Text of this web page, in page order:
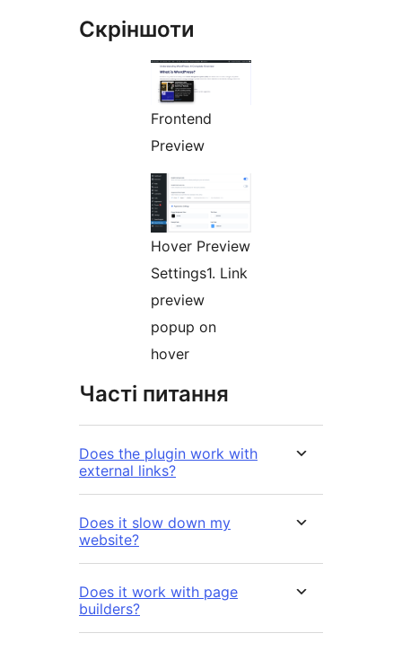
Скріншоти
Frontend
Preview
Hover Preview
Settings1. Link
preview
popup on
hover
Часті питання
Does the plugin work with
external links?
Does it slow down my
website?
Does it work with page
builders?